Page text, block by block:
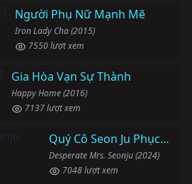
Người Phụ Nữ Mạnh Mẽ
Iron Lady Cha (2015)
7550 lượt xem
Gia Hòa Vạn Sự Thành
Happy Home (2016)
7137 lượt xem
Quý Cô Seon Ju Phục Thù
Desperate Mrs. Seonju (2024)
7048 lượt xem